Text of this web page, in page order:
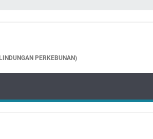
PERKEBUNAN)